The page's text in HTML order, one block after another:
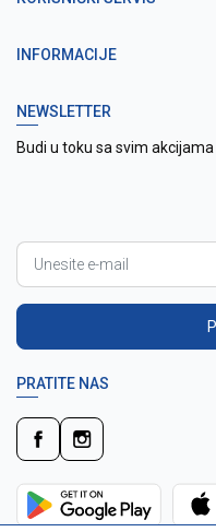
INFORMACIJE
NEWSLETTER
Budi u toku sa svim
PRATITE NAS